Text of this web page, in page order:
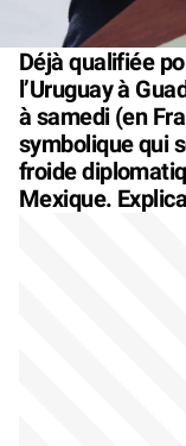
Déjà qualifiée
l’Uruguay à
à samedi (en
symbolique qui
froide
Mexique.